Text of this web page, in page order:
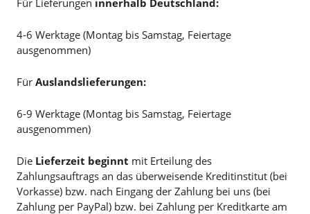
Für Lieferungen innerhalb Deutschland:
4-6 Werktage (Montag bis Samstag, Feiertage
ausgenommen)
Für Auslandslieferungen:
6-9 Werktage (Montag bis Samstag, Feiertage
ausgenommen)
Die Lieferzeit beginnt mit Erteilung des
Zahlungsauftrags an das überweisende Kreditinstitut (bei
Vorkasse) bzw. nach Eingang der Zahlung bei uns (bei
Zahlung per PayPal) bzw. bei Zahlung per Kreditkarte am